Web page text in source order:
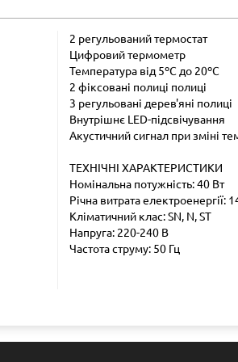
2 регульований термостат
Цифровий термометр
Температура від 5ºС до 20ºС
2 фіксовані полиці полиці
3 регульовані дерев'яні полиці
Внутрішнє LED-підсвічування
Акустичний сигнал при зміні
ТЕХНІЧНІ ХАРАКТЕРИСТИКИ
Номінальна потужність: 40 Вт
Річна витрата електроенергії:
Кліматичний клас: SN, N, ST
Напруга: 220-240 В
Частота струму: 50 Гц